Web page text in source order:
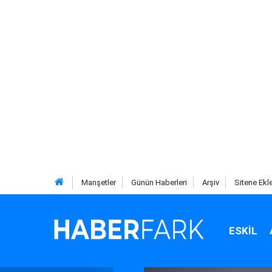
Manşetler Günün Haberleri Arşiv Sitene
ESKIL